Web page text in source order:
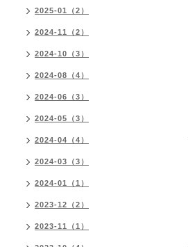
2025-01（2）
2024-11（2）
2024-10（3）
2024-08（4）
2024-06（3）
2024-05（3）
2024-04（4）
2024-03（3）
2024-01（1）
2023-12（2）
2023-11（1）